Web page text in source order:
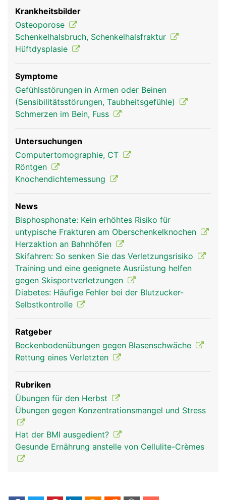
Oberschenkel
Mann
Krankheitsbilder
Osteoporose
Schenkelhalsbruch, Schenkelhalsfraktur
Hüftdysplasie
Symptome
Gefühlsstörungen in Armen oder Beinen
(Sensibilitätsstörungen, Taubheitsgefühle)
Schmerzen im Bein, Fuss
Untersuchungen
Computertomographie, CT
Röntgen
Knochendichtemessung
News
Bisphosphonate: Kein erhöhtes Risiko für
untypische Frakturen am Oberschenkelknochen
Herzaktion an Bahnhöfen
Skifahren: So senken Sie das Verletzungsrisiko
Training und eine geeignete Ausrüstung helfen
gegen Skisportverletzungen
Diabetes: Häufige Fehler bei der Blutzucker-
Selbstkontrolle
Ratgeber
Beckenbodenübungen gegen Blasenschwäche
Rettung eines Verletzten
Rubriken
Übungen für den Herbst
Übungen gegen Konzentrationsmangel und Stress
Hat der BMI ausgedient?
Gesunde Ernährung anstelle von Cellulite-Crèmes